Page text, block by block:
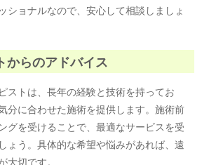
ショナルなので、安心して相談しましょ
からのアドバイス
ストは、長年の経験と技術を持ってお
分に合わせた施術を提供します。施術前
グを受けることで、最適なサービスを受
ょう。具体的な希望や悩みがあれば、遠
大切です。